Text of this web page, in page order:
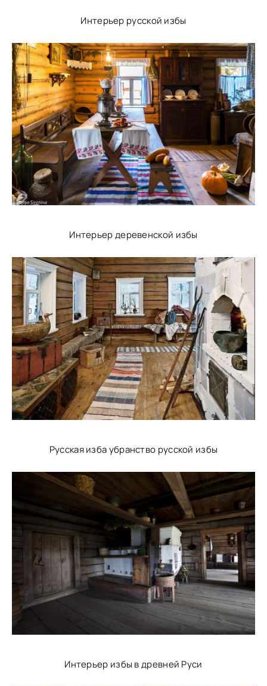
Интерьер русской избы
Интерьер деревенской избы
Русская изба убранство русской избы
Интерьер избы в древней Руси